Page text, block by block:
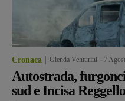
Cronaca Glenda Venturini 7
Autostrada,
sud e Incisa Reggello